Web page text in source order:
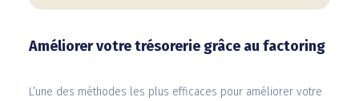
Améliorer votre trésorerie grâce au factoring
L’une des méthodes les plus efficaces pour améliorer votre